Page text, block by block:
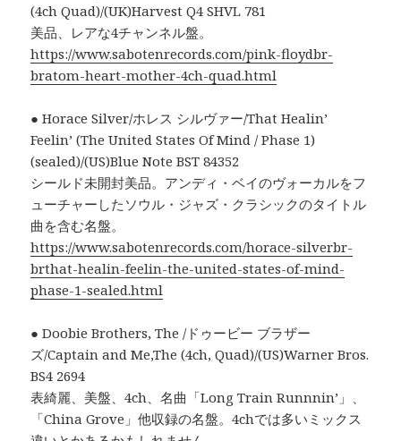
(4ch Quad)/(UK)Harvest Q4 SHVL 781
美品、レアな4チャンネル盤。
https://www.sabotenrecords.com/pink-floydbr-
bratom-heart-mother-4ch-quad.html
● Horace Silver/ホレス シルヴァー/That Healin’
Feelin’ (The United States Of Mind / Phase 1)
(sealed)/(US)Blue Note BST 84352
シールド未開封美品。アンディ・ベイのヴォーカルをフ
ューチャーしたソウル・ジャズ・クラシックのタイトル
曲を含む名盤。
https://www.sabotenrecords.com/horace-silverbr-
brthat-healin-feelin-the-united-states-of-mind-
phase-1-sealed.html
● Doobie Brothers, The /ドゥービー ブラザー
ズ/Captain and Me,The (4ch, Quad)/(US)Warner Bros.
BS4 2694
表綺麗、美盤、4ch、名曲「Long Train Runnnin’」、
「China Grove」他収録の名盤。4chでは多いミックス